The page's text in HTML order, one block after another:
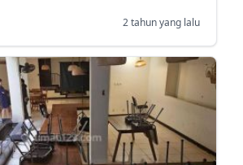
2 tahun yang lalu